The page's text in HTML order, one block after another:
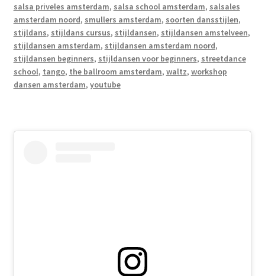
salsa priveles amsterdam, salsa school amsterdam, salsales
amsterdam noord, smullers amsterdam, soorten dansstijlen,
stijldans, stijldans cursus, stijldansen, stijldansen amstelveen,
stijldansen amsterdam, stijldansen amsterdam noord,
stijldansen beginners, stijldansen voor beginners, streetdance
school, tango, the ballroom amsterdam, waltz, workshop
dansen amsterdam, youtube